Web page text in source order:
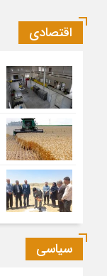
اقتصادی
سیاسی